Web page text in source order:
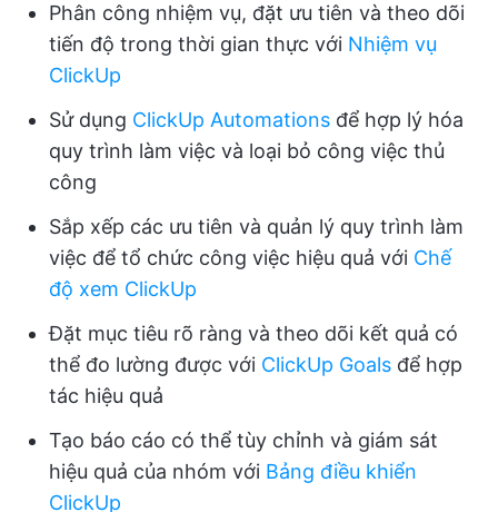
Phân công nhiệm vụ, đặt ưu tiên và theo dõi
tiến độ trong thời gian thực với Nhiệm vụ
ClickUp
Sử dụng ClickUp Automations để hợp lý hóa
quy trình làm việc và loại bỏ công việc thủ
công
Sắp xếp các ưu tiên và quản lý quy trình làm
việc để tổ chức công việc hiệu quả với Chế
độ xem ClickUp
Đặt mục tiêu rõ ràng và theo dõi kết quả có
thể đo lường được với ClickUp Goals để hợp
tác hiệu quả
Tạo báo cáo có thể tùy chỉnh và giám sát
hiệu quả của nhóm với Bảng điều khiển
ClickUp